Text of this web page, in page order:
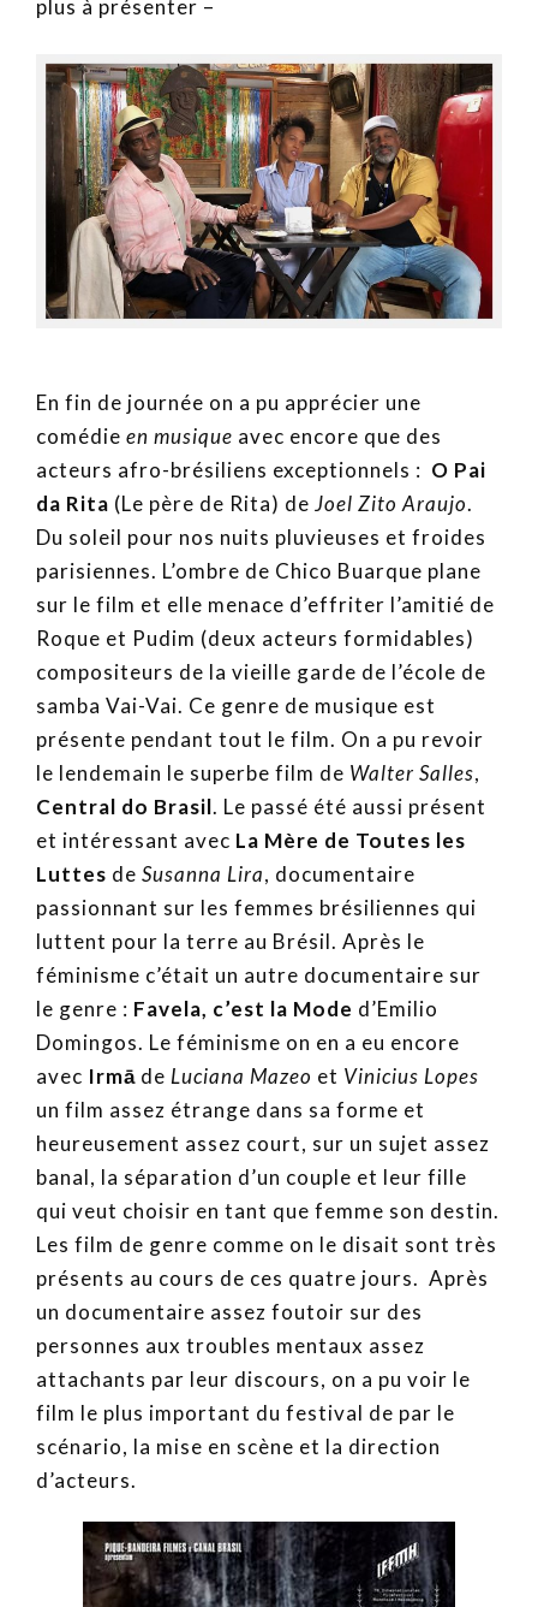
plus à présenter –
En fin de journée on a pu apprécier une
comédie en musique avec encore que des
acteurs afro-brésiliens exceptionnels : O Pai
da Rita (Le père de Rita) de Joel Zito Araujo.
Du soleil pour nos nuits pluvieuses et froides
parisiennes. L’ombre de Chico Buarque plane
sur le film et elle menace d’effriter l’amitié de
Roque et Pudim (deux acteurs formidables)
compositeurs de la vieille garde de l’école de
samba Vai-Vai. Ce genre de musique est
présente pendant tout le film. On a pu revoir
le lendemain le superbe film de Walter Salles,
Central do Brasil. Le passé été aussi présent
et intéressant avec La Mère de Toutes les
Luttes de Susanna Lira, documentaire
passionnant sur les femmes brésiliennes qui
luttent pour la terre au Brésil. Après le
féminisme c’était un autre documentaire sur
le genre : Favela, c’est la Mode d’Emilio
Domingos. Le féminisme on en a eu encore
avec Irmā de Luciana Mazeo et Vinicius Lopes
un film assez étrange dans sa forme et
heureusement assez court, sur un sujet assez
banal, la séparation d’un couple et leur fille
qui veut choisir en tant que femme son destin.
Les film de genre comme on le disait sont très
présents au cours de ces quatre jours. Après
un documentaire assez foutoir sur des
personnes aux troubles mentaux assez
attachants par leur discours, on a pu voir le
film le plus important du festival de par le
scénario, la mise en scène et la direction
d’acteurs.